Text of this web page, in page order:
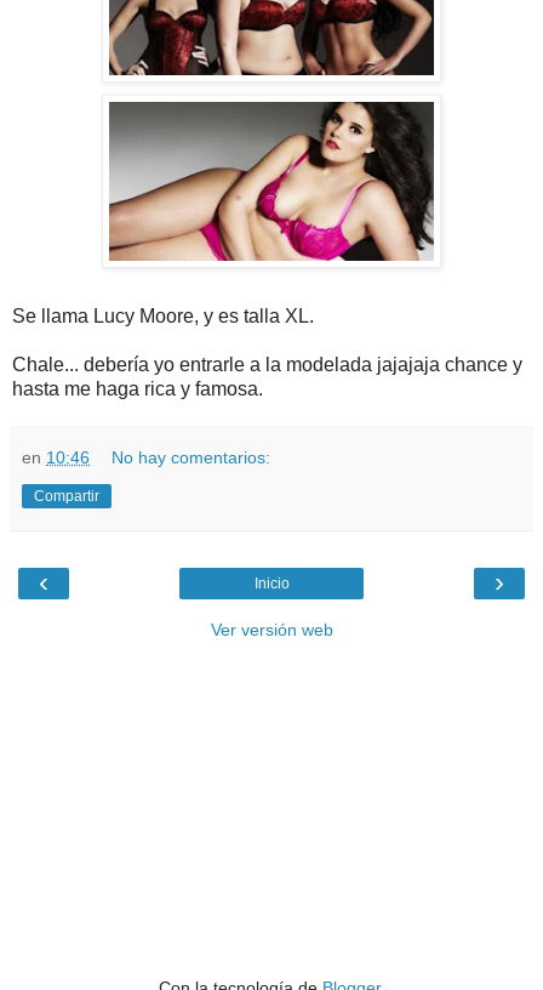
Se llama Lucy Moore, y es talla XL.
Chale... debería yo entrarle a la modelada jajajaja chance y
hasta me haga rica y famosa.
en 10:46 No hay comentarios:
Compartir
‹ ›
Inicio
Ver versión web